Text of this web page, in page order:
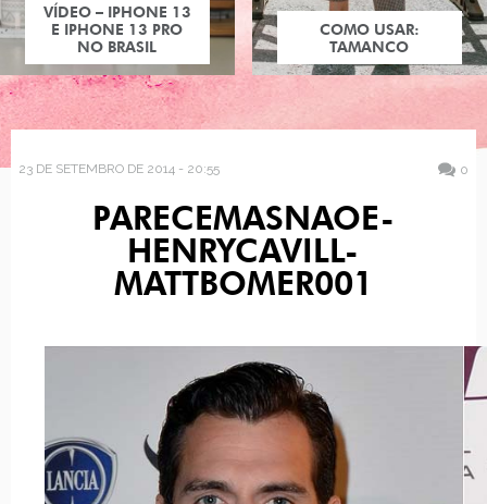
VÍDEO – IPHONE 13
E IPHONE 13 PRO
NO BRASIL
COMO USAR:
TAMANCO
23 DE SETEMBRO DE 2014 - 20:55 0
PARECEMASNAOE-
HENRYCAVILL-
MATTBOMER001